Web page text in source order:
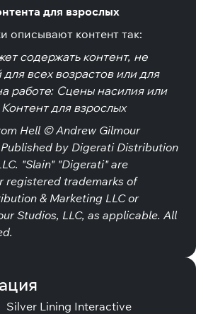
для взрослых
описывают контент так:
содержать контент, не
всех возрастов или для
работе: Сцены насилия или
для взрослых
Hell ©️ Andrew Gilmour
Published by Digerati Distribution
"Slain" "Digerati" are
registered trademarks of
& Marketing LLC or
Studios, LLC, as applicable. All
Silver Lining Interactive